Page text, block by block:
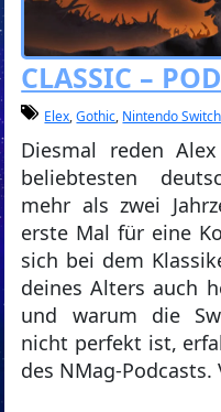
CLASSIC –
Elex,Gothic, Nintendo Switch
Diesmal reden
beliebtesten
mehr als zwei
erste Mal für eine
sich bei dem
deines Alters auch
und warum die
nicht perfekt ist,
des NMag-